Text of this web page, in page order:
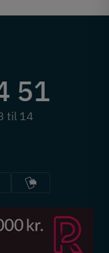
51
til 14